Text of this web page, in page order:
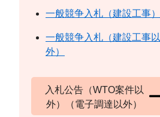
一般競争入札（建設工事）
一般競争入札（建設工事以
外）
入札公告（WTO案件以
外）（電子調達以外）